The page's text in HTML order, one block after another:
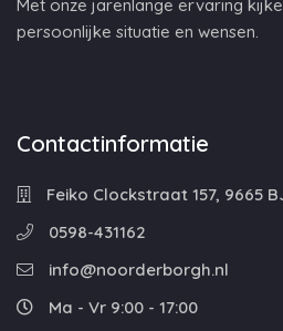
Met onze jarenlange ervaring
persoonlijke situatie en wensen.
Contactinformatie
Feiko Clockstraat 157, 9665
0598-431162
info@noorderborgh.nl
Ma - Vr 9:00 - 17:00